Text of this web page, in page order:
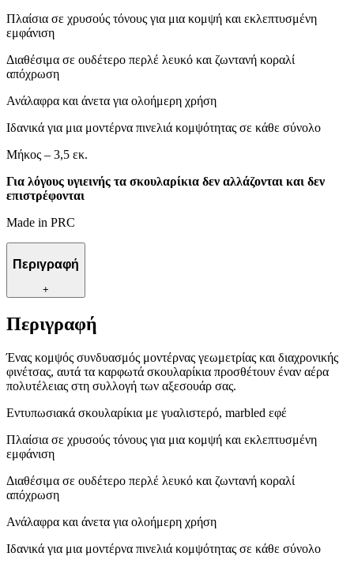
Πλαίσια σε χρυσούς τόνους για μια κομψή και εκλεπτυσμένη
εμφάνιση
Διαθέσιμα σε ουδέτερο περλέ λευκό και ζωντανή κοραλί
απόχρωση
Ανάλαφρα και άνετα για ολοήμερη χρήση
Ιδανικά για μια μοντέρνα πινελιά κομψότητας σε κάθε σύνολο
Μήκος – 3,5 εκ.
Για λόγους υγιεινής τα σκουλαρίκια δεν αλλάζονται και δεν
επιστρέφονται
Made in PRC
Περιγραφή
+
Περιγραφή
Ένας κομψός συνδυασμός μοντέρνας γεωμετρίας και διαχρονικής
φινέτσας, αυτά τα καρφωτά σκουλαρίκια προσθέτουν έναν αέρα
πολυτέλειας στη συλλογή των αξεσουάρ σας.
Εντυπωσιακά σκουλαρίκια με γυαλιστερό, marbled εφέ
Πλαίσια σε χρυσούς τόνους για μια κομψή και εκλεπτυσμένη
εμφάνιση
Διαθέσιμα σε ουδέτερο περλέ λευκό και ζωντανή κοραλί
απόχρωση
Ανάλαφρα και άνετα για ολοήμερη χρήση
Ιδανικά για μια μοντέρνα πινελιά κομψότητας σε κάθε σύνολο